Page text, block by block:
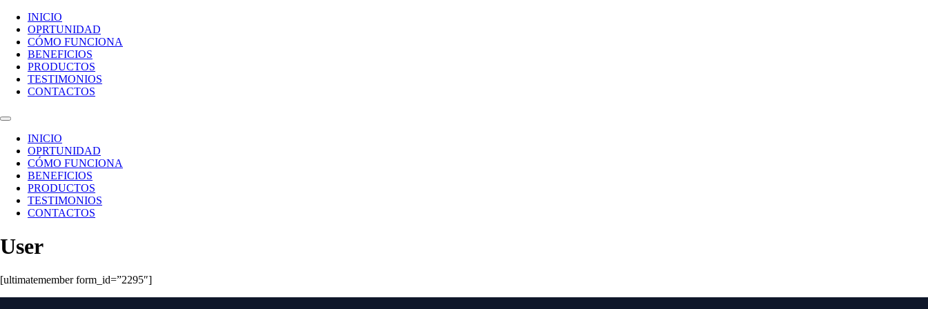
INICIO
OPRTUNIDAD
CÓMO FUNCIONA
BENEFICIOS
PRODUCTOS
TESTIMONIOS
CONTACTOS
INICIO
OPRTUNIDAD
CÓMO FUNCIONA
BENEFICIOS
PRODUCTOS
TESTIMONIOS
CONTACTOS
User
[ultimatemember form_id=”2295″]